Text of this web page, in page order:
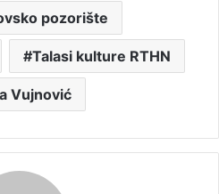
pozorište
Talasi kulture RTHN
Vujnović